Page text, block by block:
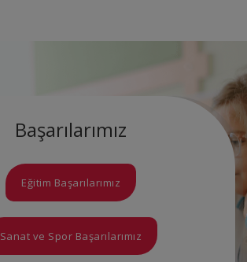
Başarılarımız
Eğitim Başarılarımız
Sanat ve Spor Başarılarımız